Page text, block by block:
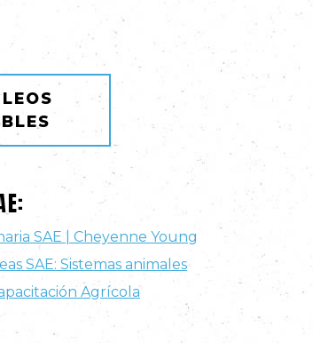
SAE | Cheyenne Young
SAE: Sistemas animales
Agrícola